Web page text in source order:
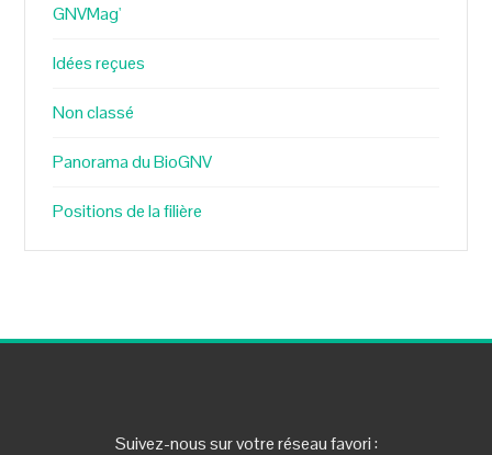
GNVMag'
Idées reçues
Non classé
Panorama du BioGNV
Positions de la filière
Suivez-nous sur votre réseau favori :